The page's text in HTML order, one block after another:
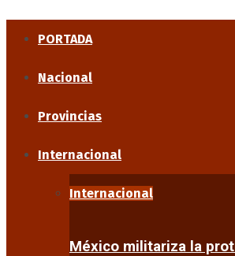
PORTADA
Nacional
Provincias
Internacional
Internacional
México militariza la